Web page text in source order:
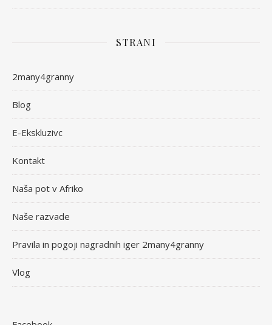
STRANI
2many4granny
Blog
E-Ekskluzivc
Kontakt
Naša pot v Afriko
Naše razvade
Pravila in pogoji nagradnih iger 2many4granny
Vlog